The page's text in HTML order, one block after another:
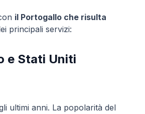
il Portogallo che risulta
principali servizi:
e Stati Uniti
ultimi anni. La popolarità del